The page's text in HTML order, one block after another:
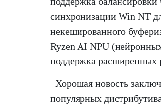
синхронизации Win NT
некешированного
Ryzen AI NPU
поддержка расширенных
Хорошая новость
популярных